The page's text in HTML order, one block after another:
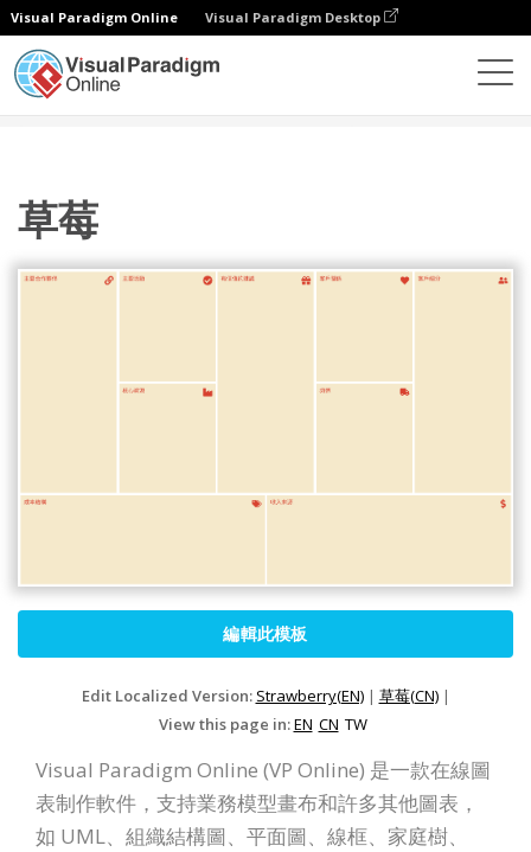
Visual Paradigm Online Visual Paradigm Desktop
草莓
編輯此模板
Edit Localized Version: Strawberry(EN)| 草莓(CN)|
View this page in:EN CN TW
Visual Paradigm Online (VP Online) 是一款在線圖
表制作軟件，支持業務模型畫布和許多其他圖表，
如 UML、組織結構圖、平面圖、線框、家庭樹、